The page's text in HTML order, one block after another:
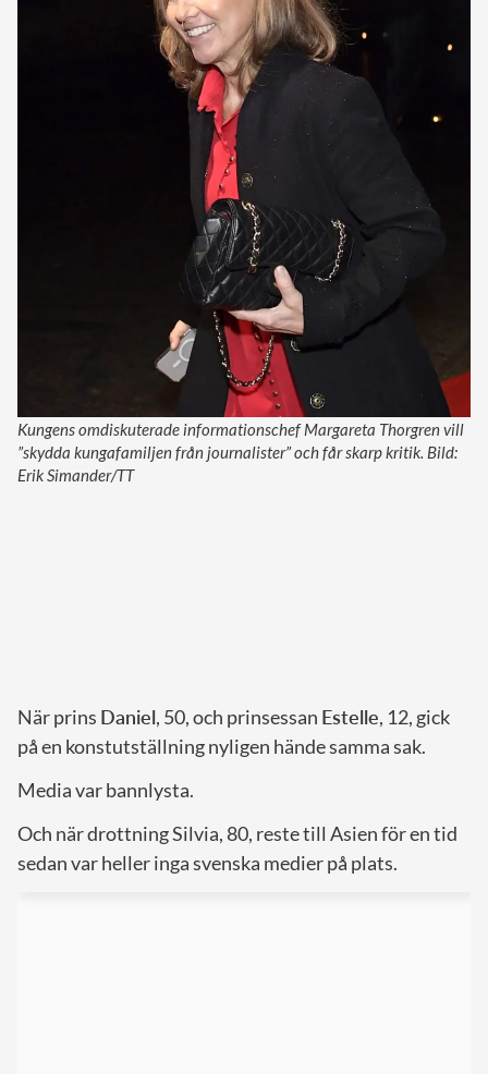
Kungens omdiskuterade informationschef Margareta Thorgren vill
”skydda kungafamiljen från journalister” och får skarp kritik. Bild:
Erik Simander/TT
När prins Daniel, 50, och prinsessan Estelle, 12, gick
på en konstutställning nyligen hände samma sak.
Media var bannlysta.
Och när drottning Silvia, 80, reste till Asien för en tid
sedan var heller inga svenska medier på plats.